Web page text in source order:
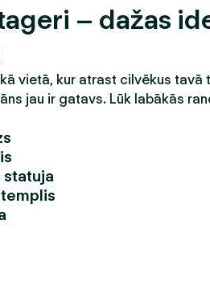
– dažas
vietā, kur atrast cilvēkus tavā
jau ir gatavs. Lūk labākās
statuja